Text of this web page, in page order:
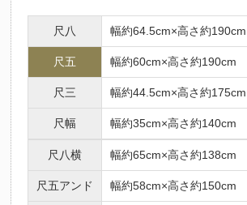
尺八 幅約64.5cm×高さ約190cm
尺五 幅約60cm×高さ約190cm
尺三 幅約44.5cm×高さ約175cm
尺幅 幅約35cm×高さ約140cm
尺八横 幅約65cm×高さ約138cm
尺五アンド 幅約58cm×高さ約150cm